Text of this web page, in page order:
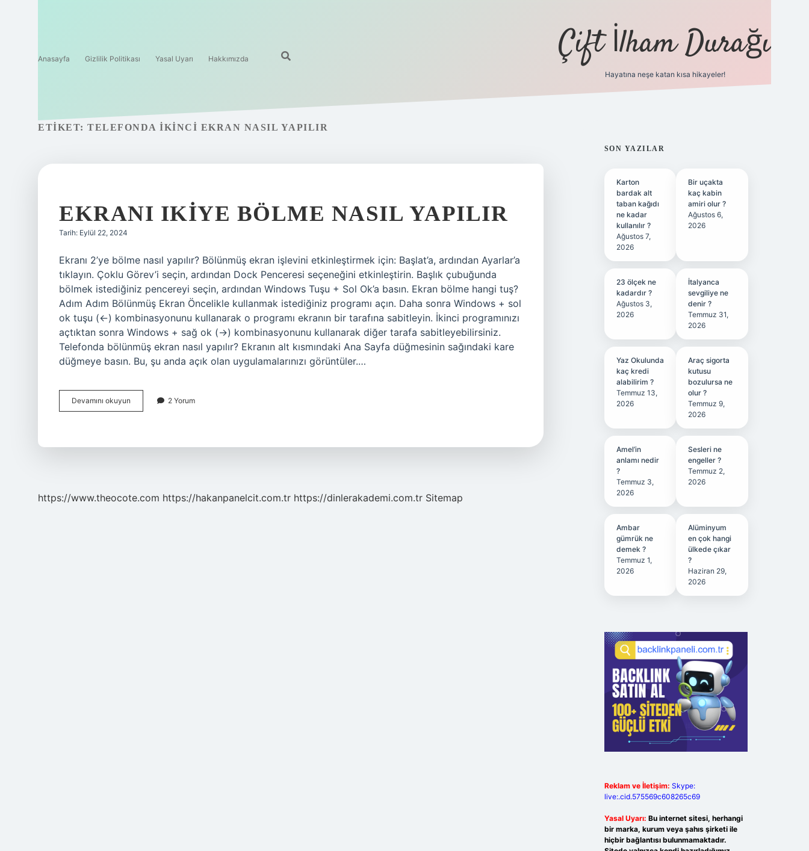
Anasayfa Gizlilik Politikası Yasal Uyarı Hakkımızda Çift İlham Durağı
Hayatına neşe katan kısa hikayeler!
ETIKET: TELEFONDA IKINCI EKRAN NASIL YAPILIR
EKRANI IKIYE BÖLME NASIL YAPILIR
Tarih: Eylül 22, 2024
Ekranı 2’ye bölme nasıl yapılır? Bölünmüş ekran işlevini etkinleştirmek için: Başlat’a, ardından Ayarlar’a
tıklayın. Çoklu Görev’i seçin, ardından Dock Penceresi seçeneğini etkinleştirin. Başlık çubuğunda
bölmek istediğiniz pencereyi seçin, ardından Windows Tuşu + Sol Ok’a basın. Ekran bölme hangi tuş?
Adım Adım Bölünmüş Ekran Öncelikle kullanmak istediğiniz programı açın. Daha sonra Windows + sol
ok tuşu (←) kombinasyonunu kullanarak o programı ekranın bir tarafına sabitleyin. İkinci programınızı
açtıktan sonra Windows + sağ ok (→) kombinasyonunu kullanarak diğer tarafa sabitleyebilirsiniz.
Telefonda bölünmüş ekran nasıl yapılır? Ekranın alt kısmındaki Ana Sayfa düğmesinin sağındaki kare
düğmeye basın. Bu, şu anda açık olan uygulamalarınızı görüntüler.…
Devamını okuyun
Ikiye
2 Yorum
https://www.theocote.com https://hakanpanelcit.com.tr https://dinlerakademi.com.tr Sitemap
SIDEBAR
SON YAZILAR
Karton
bardak alt
taban kağıdı
ne kadar
kullanılır ?
Ağustos 7,
2026
Bir uçakta
kaç kabin
amiri olur ?
Ağustos 6,
2026
23 ölçek ne
kadardır ?
Ağustos 3,
2026
İtalyanca
sevgiliye ne
denir ?
Temmuz 31,
2026
Yaz Okulunda
kaç kredi
alabilirim ?
Temmuz 13,
2026
Araç sigorta
kutusu
bozulursa ne
olur ?
Temmuz 9,
2026
Amel’in
anlamı nedir
?
Temmuz 3,
2026
Sesleri ne
engeller ?
Temmuz 2,
2026
Ambar
gümrük ne
demek ?
Temmuz 1,
2026
Alüminyum
en çok hangi
ülkede çıkar
?
Haziran 29,
2026
Reklam ve İletişim: Skype:
live:.cid.575569c608265c69
Yasal Uyarı: Bu internet sitesi, herhangi
bir marka, kurum veya şahıs şirketi ile
hiçbir bağlantısı bulunmamaktadır.